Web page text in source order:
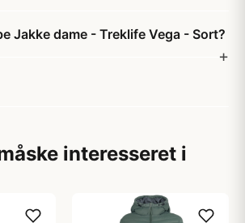
Jakke dame - Treklife Vega - Sort?
interesseret i